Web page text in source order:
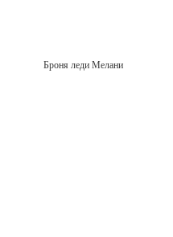
Броня леди Мелани